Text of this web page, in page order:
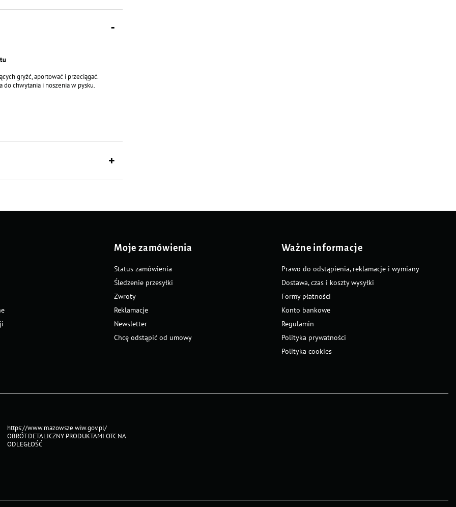
gryźć, aportować i przeciągać.
do chwytania i noszenia w pysku.
aktywności z opiekunem —
spędzać czas z opiekunem. To
Moje zamówienia
Status zamówienia
Śledzenie przesyłki
Zwroty
Reklamacje
Newsletter
Chcę odstąpić od umowy
Ważne informacje
Prawo do odstąpienia, reklamacje i wymiany
Dostawa, czas i koszty wysyłki
Formy płatności
Konto bankowe
Regulamin
Polityka prywatności
Polityka cookies
https://www.mazowsze.wiw.gov.pl/
OBRÓT DETALICZNY PRODUKTAMI OTC NA
ODLEGŁOŚĆ